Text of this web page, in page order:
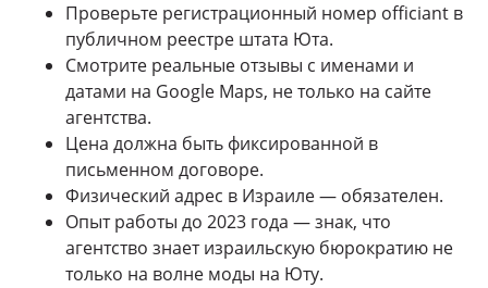
Проверьте регистрационный номер officiant в
публичном реестре штата Юта.
Смотрите реальные отзывы с именами и
датами на Google Maps, не только на сайте
агентства.
Цена должна быть фиксированной в
письменном договоре.
Физический адрес в Израиле — обязателен.
Опыт работы до 2023 года — знак, что
агентство знает израильскую бюрократию не
только на волне моды на Юту.